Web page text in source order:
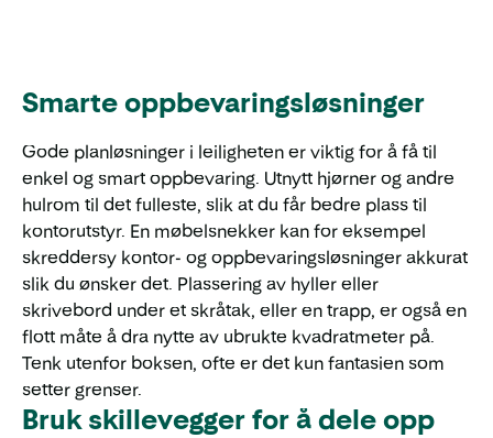
Smarte oppbevaringsløsninger
Gode planløsninger i leiligheten er viktig for å få til
enkel og smart oppbevaring. Utnytt hjørner og andre
hulrom til det fulleste, slik at du får bedre plass til
kontorutstyr. En møbelsnekker kan for eksempel
skreddersy kontor- og oppbevaringsløsninger akkurat
slik du ønsker det. Plassering av hyller eller
skrivebord under et skråtak, eller en trapp, er også en
flott måte å dra nytte av ubrukte kvadratmeter på.
Tenk utenfor boksen, ofte er det kun fantasien som
setter grenser.
Bruk skillevegger for å dele opp